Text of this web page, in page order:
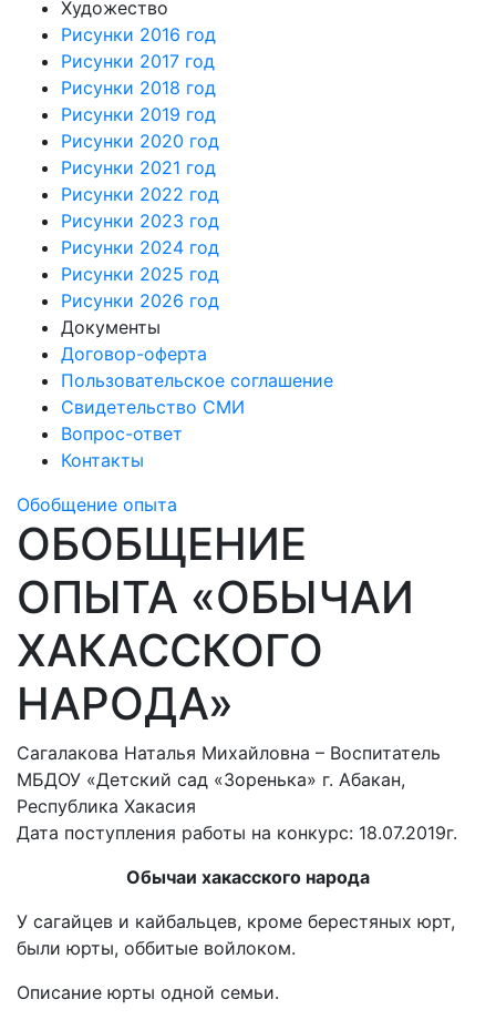
Художество
Рисунки 2016 год
Рисунки 2017 год
Рисунки 2018 год
Рисунки 2019 год
Рисунки 2020 год
Рисунки 2021 год
Рисунки 2022 год
Рисунки 2023 год
Рисунки 2024 год
Рисунки 2025 год
Рисунки 2026 год
Документы
Договор-оферта
Пользовательское соглашение
Свидетельство СМИ
Вопрос-ответ
Контакты
Обобщение опыта
ОБОБЩЕНИЕ
ОПЫТА «ОБЫЧАИ
ХАКАССКОГО
НАРОДА»
Сагалакова Наталья Михайловна – Воспитатель
МБДОУ «Детский сад «Зоренька» г. Абакан,
Республика Хакасия
Дата поступления работы на конкурс: 18.07.2019г.
Обычаи хакасского народа
У сагайцев и кайбальцев, кроме берестяных юрт,
были юрты, оббитые войлоком.
Описание юрты одной семьи.